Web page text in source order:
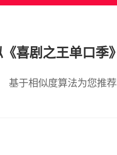
喜剧之王单口季
基于相似度算法为您推